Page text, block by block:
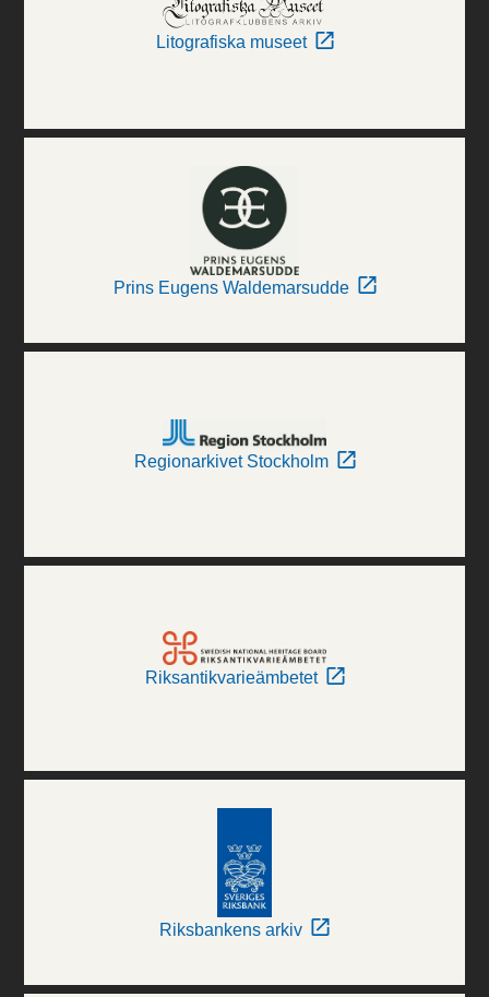
Litografiska museet
Prins Eugens Waldemarsudde
Regionarkivet Stockholm
Riksantikvarieämbetet
Riksbankens arkiv